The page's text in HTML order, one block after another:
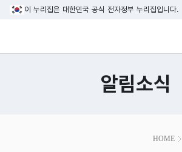
본문 바로가
이 누리집은 대한민국 공식 전자정부 누리집입니다.
방송미디어통신위원회
알림소식
HOME